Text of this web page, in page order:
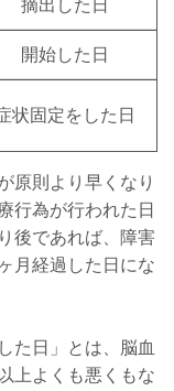
摘出した日
開始した日
状固定をした日
原則より早くなり
行為が行われた日
後であれば、障害
月経過した日にな
た日」とは、脳血
上よくも悪くもな